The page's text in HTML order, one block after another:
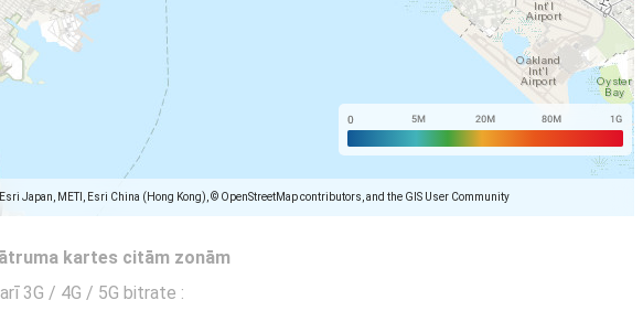
Japan, METI, Esri China (Hong Kong), © OpenStreetMap contributors, and the GIS User Community
kartes citām zonām
3G / 4G / 5G bitrate :